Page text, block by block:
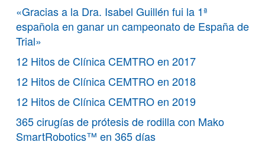
«Gracias a la Dra. Isabel Guillén fui la 1ª
española en ganar un campeonato de España de
Trial»
12 Hitos de Clínica CEMTRO en 2017
12 Hitos de Clínica CEMTRO en 2018
12 Hitos de Clínica CEMTRO en 2019
365 cirugías de prótesis de rodilla con Mako
SmartRobotics™ en 365 días